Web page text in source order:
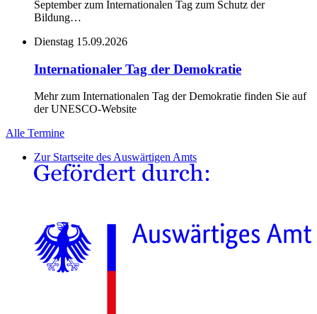
September zum Internationalen Tag zum Schutz der
Bildung…
Dienstag 15.09.2026
Internationaler Tag der Demokratie
Mehr zum Internationalen Tag der Demokratie finden Sie auf
der UNESCO-Website
Alle Termine
Zur Startseite des Auswärtigen Amts